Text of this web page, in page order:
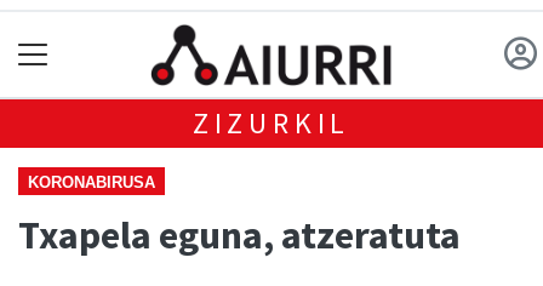
ZIZURKIL
KORONABIRUSA
Txapela eguna, atzeratuta